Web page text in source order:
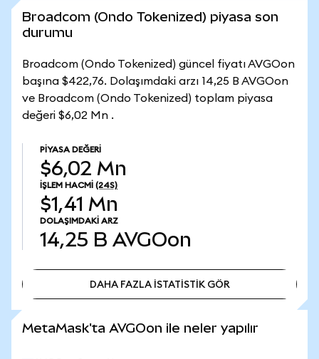
Broadcom (Ondo Tokenized) piyasa son
durumu
Broadcom (Ondo Tokenized) güncel fiyatı AVGOon
başına $422,76. Dolaşımdaki arzı 14,25 B AVGOon
ve Broadcom (Ondo Tokenized) toplam piyasa
değeri $6,02 Mn .
PIYASA DEĞERI
$6,02 Mn
İŞLEM HACMI (24S)
$1,41 Mn
DOLAŞIMDAKI ARZ
14,25 B AVGOon
DAHA FAZLA İSTATİSTİK GÖR
MetaMask'ta AVGOon ile neler yapılır